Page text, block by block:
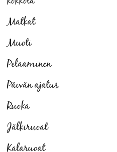
Matkat
Muoti
Pelaaminen
Päivän ajatus
Ruoka
Jälkiruoat
Kalaruoat